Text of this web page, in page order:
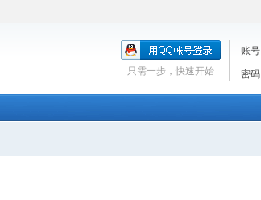
账号
密码
只需一步，快速开始